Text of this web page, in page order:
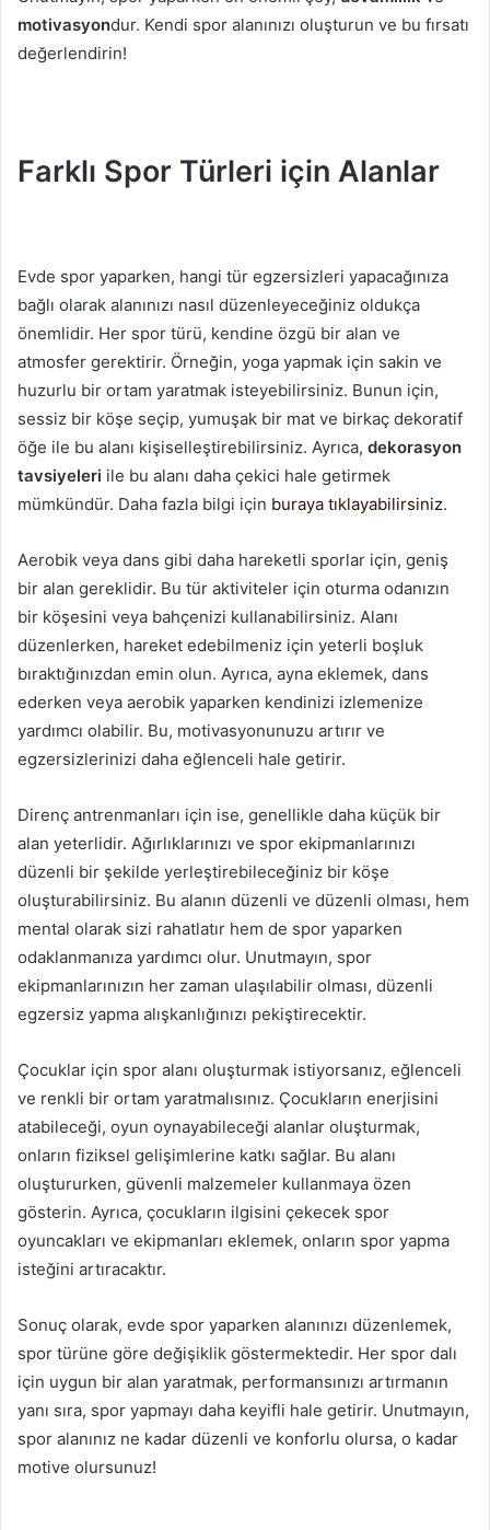
motivasyondur. Kendi spor alanınızı oluşturun ve bu fırsatı
değerlendirin!
Farklı Spor Türleri için Alanlar
Evde spor yaparken, hangi tür egzersizleri yapacağınıza
bağlı olarak alanınızı nasıl düzenleyeceğiniz oldukça
önemlidir. Her spor türü, kendine özgü bir alan ve
atmosfer gerektirir. Örneğin, yoga yapmak için sakin ve
huzurlu bir ortam yaratmak isteyebilirsiniz. Bunun için,
sessiz bir köşe seçip, yumuşak bir mat ve birkaç dekoratif
öğe ile bu alanı kişiselleştirebilirsiniz. Ayrıca, dekorasyon
tavsiyeleri ile bu alanı daha çekici hale getirmek
mümkündür. Daha fazla bilgi için buraya tıklayabilirsiniz.
Aerobik veya dans gibi daha hareketli sporlar için, geniş
bir alan gereklidir. Bu tür aktiviteler için oturma odanızın
bir köşesini veya bahçenizi kullanabilirsiniz. Alanı
düzenlerken, hareket edebilmeniz için yeterli boşluk
bıraktığınızdan emin olun. Ayrıca, ayna eklemek, dans
ederken veya aerobik yaparken kendinizi izlemenize
yardımcı olabilir. Bu, motivasyonunuzu artırır ve
egzersizlerinizi daha eğlenceli hale getirir.
Direnç antrenmanları için ise, genellikle daha küçük bir
alan yeterlidir. Ağırlıklarınızı ve spor ekipmanlarınızı
düzenli bir şekilde yerleştirebileceğiniz bir köşe
oluşturabilirsiniz. Bu alanın düzenli ve düzenli olması, hem
mental olarak sizi rahatlatır hem de spor yaparken
odaklanmanıza yardımcı olur. Unutmayın, spor
ekipmanlarınızın her zaman ulaşılabilir olması, düzenli
egzersiz yapma alışkanlığınızı pekiştirecektir.
Çocuklar için spor alanı oluşturmak istiyorsanız, eğlenceli
ve renkli bir ortam yaratmalısınız. Çocukların enerjisini
atabileceği, oyun oynayabileceği alanlar oluşturmak,
onların fiziksel gelişimlerine katkı sağlar. Bu alanı
oluştururken, güvenli malzemeler kullanmaya özen
gösterin. Ayrıca, çocukların ilgisini çekecek spor
oyuncakları ve ekipmanları eklemek, onların spor yapma
isteğini artıracaktır.
Sonuç olarak, evde spor yaparken alanınızı düzenlemek,
spor türüne göre değişiklik göstermektedir. Her spor dalı
için uygun bir alan yaratmak, performansınızı artırmanın
yanı sıra, spor yapmayı daha keyifli hale getirir. Unutmayın,
spor alanınız ne kadar düzenli ve konforlu olursa, o kadar
motive olursunuz!